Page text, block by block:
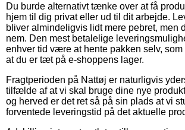
Du burde alternativt tænke over at få
hjem til dig privat eller ud til dit arbejde.
bliver almindeligvis lidt mere pebret, men
nem. Den mest betalelige
enhver tid være at hente pakken selv,
at du er tæt på e-shoppens lager.
Fragtperioden på Nattøj er naturligvis
tilfælde af at vi skal bruge dine nye
og herved er det ret så på sin plads at vi
forventede leveringstid på det aktuelle